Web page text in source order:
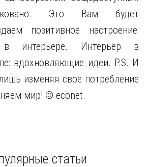
Это Вам будет
позитивное настроение:
интерьере. Интерьер в
вдохновляющие идеи. P.S. И
изменяя свое потребление
мир! © econet.
статьи